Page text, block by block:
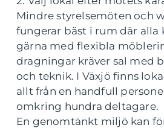
Mindre styrelsemöten och
fungerar bäst i rum där alla
gärna med flexibla
dragningar kräver sal med
och teknik. I Växjö finns
allt från en handfull
omkring hundra deltagare.
En genomtänkt miljö kan